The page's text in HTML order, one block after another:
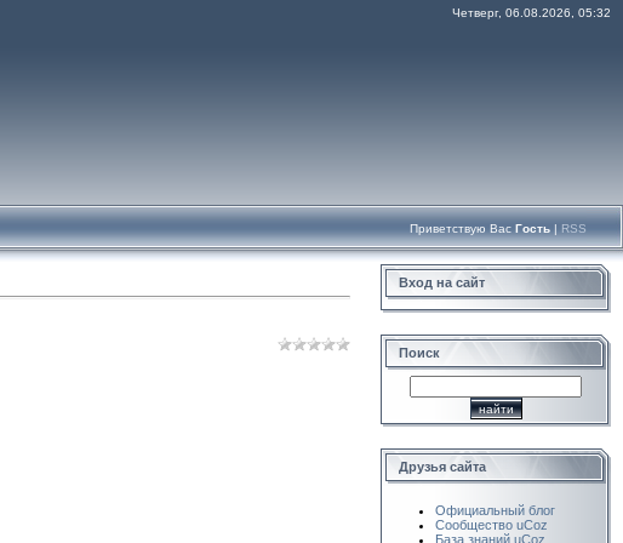
Четверг, 06.08.2026, 05:32
Приветствую Вас Гость | RSS
Вход на сайт
Поиск
Друзья сайта
Официальный блог
Сообщество uCoz
База знаний uCoz